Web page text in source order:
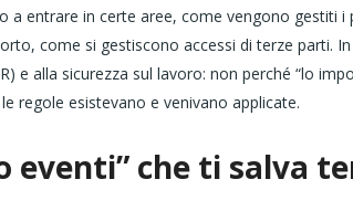
a entrare in certe aree, come vengono gestiti i
come si gestiscono accessi di terze parti.
e alla sicurezza sul lavoro: non perché “lo
regole esistevano e venivano applicate.
che ti salva